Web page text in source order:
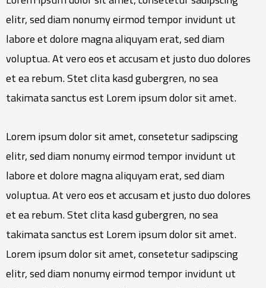
elitr, sed diam nonumy eirmod tempor invidunt ut
labore et dolore magna aliquyam erat, sed diam
voluptua. At vero eos et accusam et justo duo dolores
et ea rebum. Stet clita kasd gubergren, no sea
takimata sanctus est Lorem ipsum dolor sit amet.
Lorem ipsum dolor sit amet, consetetur sadipscing
elitr, sed diam nonumy eirmod tempor invidunt ut
labore et dolore magna aliquyam erat, sed diam
voluptua. At vero eos et accusam et justo duo dolores
et ea rebum. Stet clita kasd gubergren, no sea
takimata sanctus est Lorem ipsum dolor sit amet.
Lorem ipsum dolor sit amet, consetetur sadipscing
elitr, sed diam nonumy eirmod tempor invidunt ut